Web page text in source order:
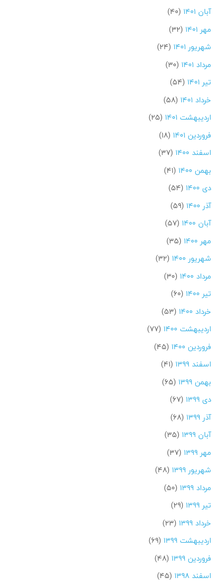
آبان ۱۴۰۱
(۴۰)
مهر ۱۴۰۱
(۳۲)
شهریور ۱۴۰۱
(۲۴)
مرداد ۱۴۰۱
(۳۰)
تیر ۱۴۰۱
(۵۴)
خرداد ۱۴۰۱
(۵۸)
اردیبهشت ۱۴۰۱
(۲۵)
فروردین ۱۴۰۱
(۱۸)
اسفند ۱۴۰۰
(۳۷)
بهمن ۱۴۰۰
(۴۱)
دی ۱۴۰۰
(۵۴)
آذر ۱۴۰۰
(۵۹)
آبان ۱۴۰۰
(۵۷)
مهر ۱۴۰۰
(۳۵)
شهریور ۱۴۰۰
(۳۲)
مرداد ۱۴۰۰
(۳۰)
تیر ۱۴۰۰
(۶۰)
خرداد ۱۴۰۰
(۵۳)
اردیبهشت ۱۴۰۰
(۷۷)
فروردین ۱۴۰۰
(۴۵)
اسفند ۱۳۹۹
(۴۱)
بهمن ۱۳۹۹
(۶۵)
دی ۱۳۹۹
(۶۷)
آذر ۱۳۹۹
(۶۸)
آبان ۱۳۹۹
(۳۵)
مهر ۱۳۹۹
(۳۷)
شهریور ۱۳۹۹
(۴۸)
مرداد ۱۳۹۹
(۵۰)
تیر ۱۳۹۹
(۲۹)
خرداد ۱۳۹۹
(۲۳)
اردیبهشت ۱۳۹۹
(۶۹)
فروردین ۱۳۹۹
(۴۸)
اسفند ۱۳۹۸
(۴۵)